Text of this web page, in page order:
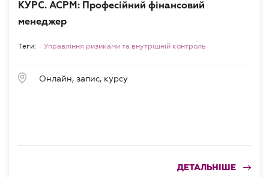
КУРС. АСРМ: Професійний фінансовий
менеджер
Теги: Управління ризиками та внутрішній контроль
Онлайн, запис, курсу
ДЕТАЛЬНІШЕ